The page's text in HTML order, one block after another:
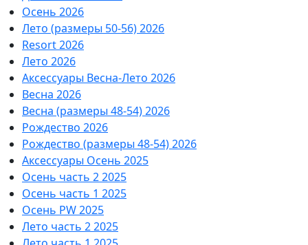
Осень 2026
Лето (размеры 50-56) 2026
Resort 2026
Лето 2026
Аксессуары Весна-Лето 2026
Весна 2026
Весна (размеры 48-54) 2026
Рождество 2026
Рождество (размеры 48-54) 2026
Аксессуары Осень 2025
Осень часть 2 2025
Осень часть 1 2025
Осень PW 2025
Лето часть 2 2025